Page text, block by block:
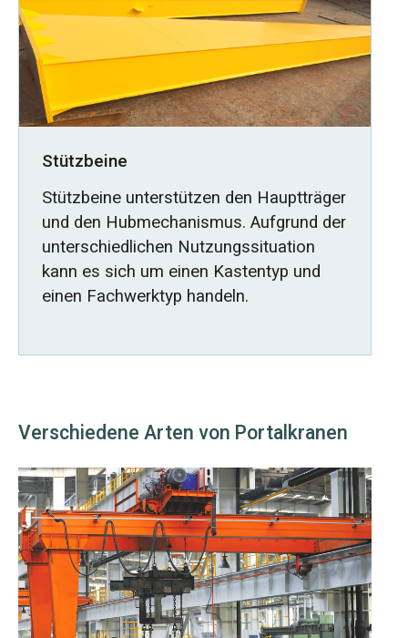
Stützbeine
Stützbeine unterstützen den Hauptträger
und den Hubmechanismus. Aufgrund der
unterschiedlichen Nutzungssituation
kann es sich um einen Kastentyp und
einen Fachwerktyp handeln.
Verschiedene Arten von Portalkranen